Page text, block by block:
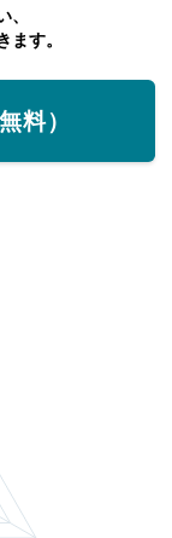
す。
料）